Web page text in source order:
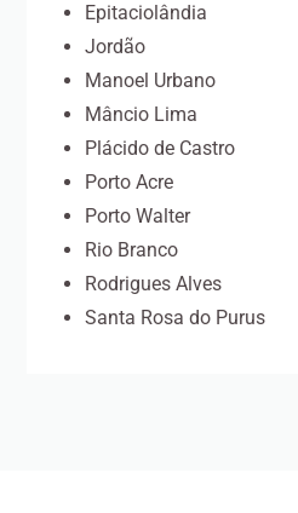
Epitaciolândia
Jordão
Manoel Urbano
Mâncio Lima
Plácido de Castro
Porto Acre
Porto Walter
Rio Branco
Rodrigues Alves
Santa Rosa do Purus